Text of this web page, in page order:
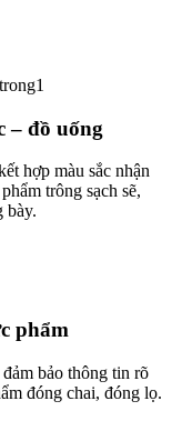
– đồ uống
hợp màu sắc nhận
trông sạch sẽ,
bày.
phẩm
bảo thông tin rõ
đóng chai, đóng lọ.